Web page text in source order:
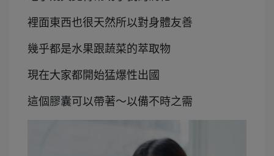
裡面東西也很天然所以對身體友善
幾乎都是水果跟蔬菜的萃取物
現在大家都開始猛爆性出國
這個膠囊可以帶著～以備不時之需